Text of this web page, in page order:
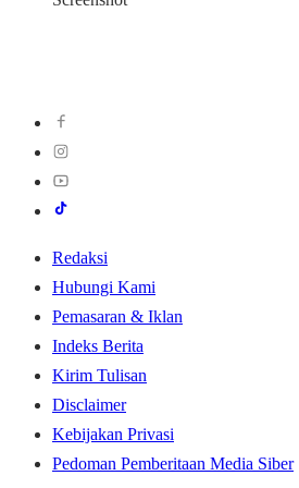
Redaksi
Hubungi Kami
Pemasaran & Iklan
Indeks Berita
Kirim Tulisan
Disclaimer
Kebijakan Privasi
Pedoman Pemberitaan Media Siber